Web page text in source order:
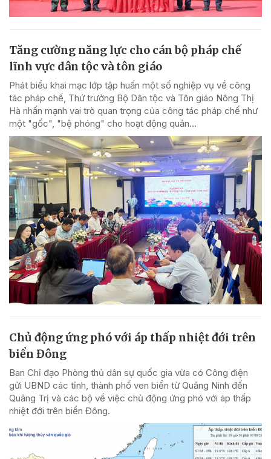
Tăng cường năng lực cho cán bộ pháp chế
lĩnh vực dân tộc và tôn giáo
Phát biểu khai mạc lớp tập huấn một số nghiệp vụ về công
tác pháp chế, Thứ trưởng Bộ Dân tộc và Tôn giáo Nông Thị
Hà nhấn mạnh vai trò quan trọng của công tác pháp chế như
một "gốc", "bệ phóng" cho hoạt động quản...
Chủ động ứng phó với áp thấp nhiệt đới trên
biển Đông
Ban Chỉ đạo Phòng thủ dân sự quốc gia vừa có Công điện
gửi UBND các tỉnh, thành phố ven biển từ Quảng Ninh đến
Quảng Trị và các bộ về việc chủ động ứng phó với áp thấp
nhiệt đới trên biển Đông.